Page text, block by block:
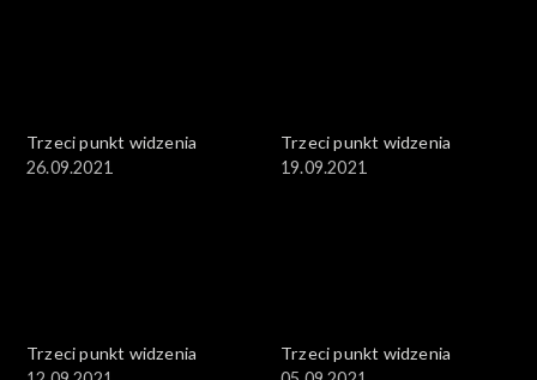
Trzeci punkt widzenia
26.09.2021
Trzeci punkt widzenia
19.09.2021
Trzeci punkt widzenia
Trzeci punkt widzenia